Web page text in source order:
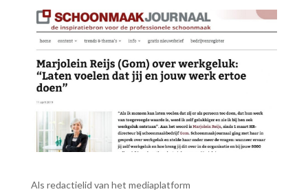
Als redactielid van het mediaplatform